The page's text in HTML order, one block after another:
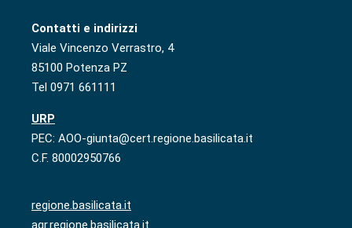
Contatti e indirizzi
Viale Vincenzo Verrastro, 4
85100 Potenza PZ
Tel 0971 661111
URP
PEC: AOO-giunta@cert.regione.basilicata.it
C.F. 80002950766
regione.basilicata.it
agr.regione.basilicata.it